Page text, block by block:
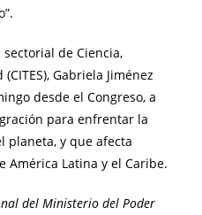
de Ciencia,
Gabriela Jiménez
desde el Congreso, a
para enfrentar la
planeta, y que afecta
América Latina y el Caribe.
del Ministerio del Poder